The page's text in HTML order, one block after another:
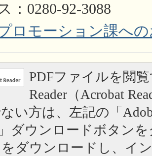
：0280-92-3088
ロモーション課へ
PDFファイルを閲
Reader（Acrobat
い方は、左記の「
ダウンロードボタン
をダウンロードし、イ